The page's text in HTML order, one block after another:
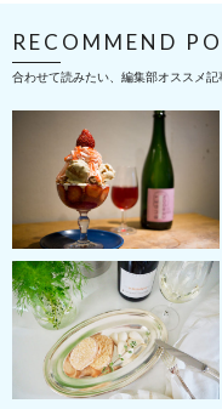
RECOMMEND
合わせて読みたい、編集部オススメ記